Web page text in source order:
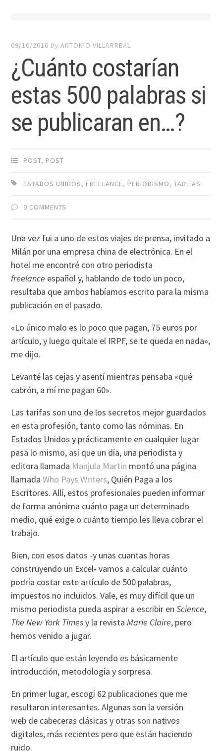
09/10/2016 byANTONIO VILLARREAL
¿Cuánto costarían
estas 500 palabras si
se publicaran en…?
POST, POST
ESTADOS UNIDOS, FREELANCE, PERIODISMO,TARIFAS
9 COMMENTS
Una vez fui a uno de estos viajes de prensa, invitado a
Milán por una empresa china de electrónica. En el
hotel me encontré con otro periodista
freelance español y, hablando de todo un poco,
resultaba que ambos habíamos escrito para la misma
publicación en el pasado.
«Lo único malo es lo poco que pagan, 75 euros por
artículo, y luego quítale el IRPF, se te queda en nada»,
me dijo.
Levanté las cejas y asentí mientras pensaba «qué
cabrón, a mí me pagan 60».
Las tarifas son uno de los secretos mejor guardados
en esta profesión, tanto como las nóminas. En
Estados Unidos y prácticamente en cualquier lugar
pasa lo mismo, así que un día, una periodista y
editora llamada Manjula Martin montó una página
llamadaWho Pays Writers, Quién Paga a los
Escritores. Allí, estos profesionales pueden informar
de forma anónima cuánto paga un determinado
medio, qué exige o cuánto tiempo les lleva cobrar el
trabajo.
Bien, con esos datos -y unas cuantas horas
construyendo un Excel- vamos a calcular cuánto
podría costar este artículo de 500 palabras,
impuestos no incluidos. Vale, es muy difícil que un
mismo periodista pueda aspirar a escribir enScience,
The New York Timesy la revistaMarie Claire, pero
hemos venido a jugar.
El artículo que están leyendo es básicamente
introducción, metodología y sorpresa.
En primer lugar, escogí 62 publicaciones que me
resultaron interesantes. Algunas son la versión
web de cabeceras clásicas y otras son nativos
digitales, más recientes pero que están haciendo
ruido.